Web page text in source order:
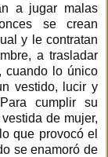
a jugar malas
se crean
y le contratan
a trasladar
cuando lo único
vestido, lucir y
cumplir su
de mujer,
que provocó el
se enamoró de